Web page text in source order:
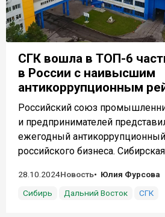
СГК вошла в ТОП-6
в России с наивысшим
антикоррупционным
Российский союз
и предпринимателей
ежегодный
российского бизнеса.
28.10.2024Новость
Юлия Фурсова
Сибирь
Дальний Восток СГК